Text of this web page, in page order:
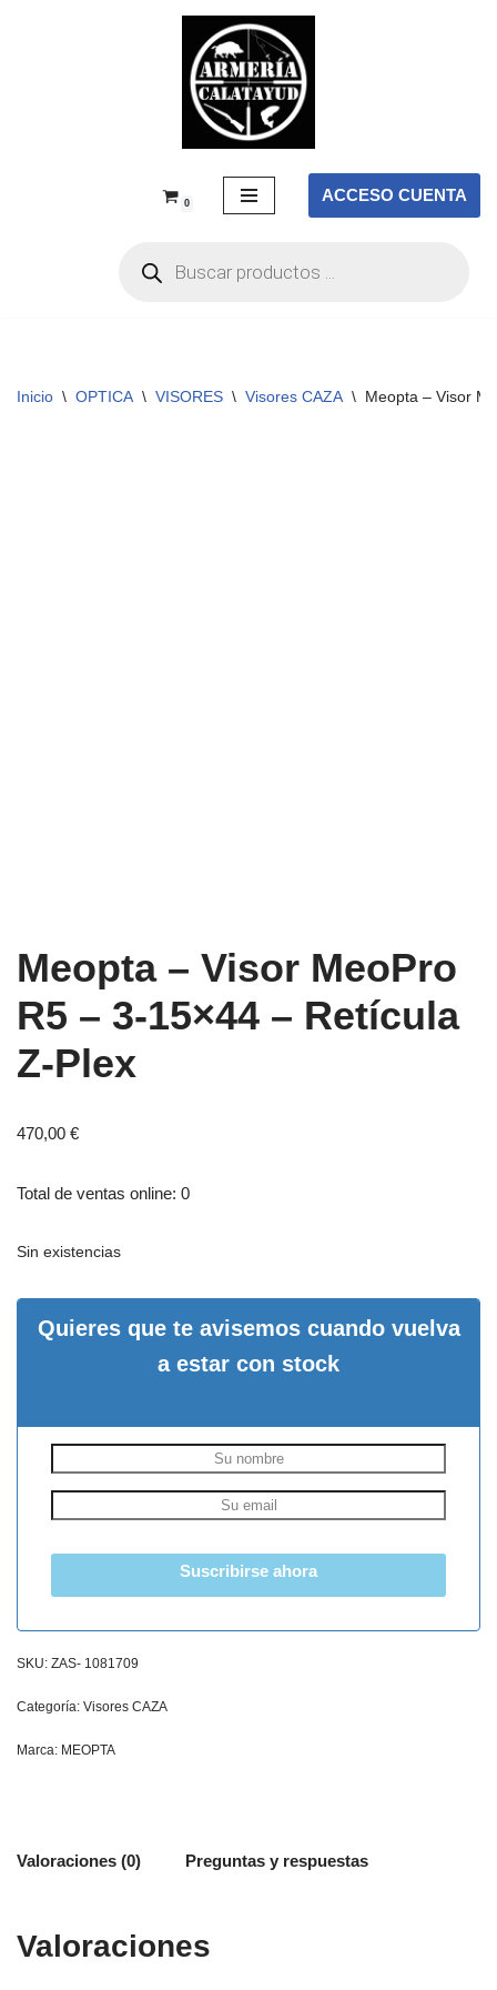
0 ACCESO CUENTA
Inicio \ OPTICA \ VISORES \ Visores CAZA \ Meopta – Visor
Meopta – Visor MeoPro
R5 – 3-15×44 – Retícula
Z-Plex
470,00 €
Total de ventas online: 0
Sin existencias
Quieres que te avisemos cuando vuelva
a estar con stock
Suscribirse ahora
SKU: ZAS- 1081709
Categoría: Visores CAZA
Marca: MEOPTA
Valoraciones (0) Preguntas y respuestas
Valoraciones